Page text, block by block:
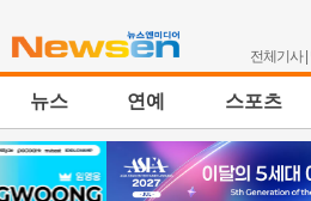
전체기사|
뉴스 연예 스포츠